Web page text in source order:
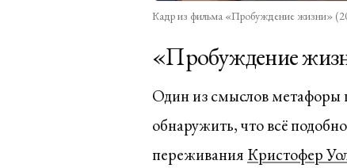
Кадр из фильма «Пробуждение жизни»
«Пробуждение
Один из смыслов метафоры
обнаружить, что всё
переживания Кристофер